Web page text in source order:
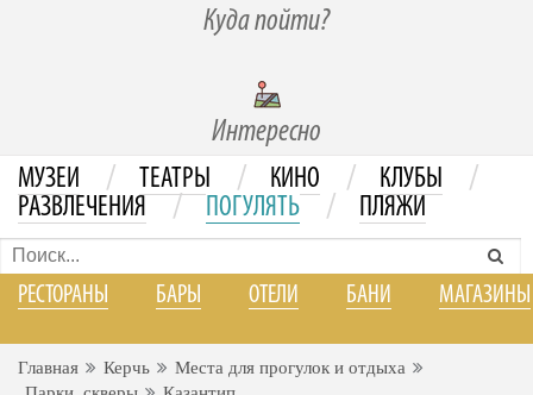
Куда пойти?
Интересно
МУЗЕИ / ТЕАТРЫ / КИНО / КЛУБЫ /
РАЗВЛЕЧЕНИЯ / ПОГУЛЯТЬ / ПЛЯЖИ
РЕСТОРАНЫ БАРЫ ОТЕЛИ БАНИ МАГАЗИНЫ
Главная Керчь
Места для прогулок и отдыха